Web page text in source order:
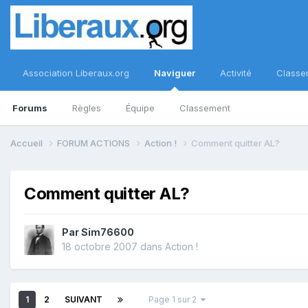
Association Liberaux.org Naviguer
Forums Règles Équipe Classement
Activité
Accueil FORUM ACTIONS Action ! Comment quitter AL?
Comment quitter AL?
ParSim76600
18 octobre 2007 dans Action !
1 2 SUIVANT Page 1 sur 2